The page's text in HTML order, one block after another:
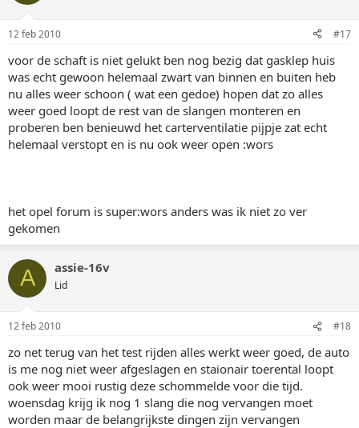
12 feb 2010 #17
voor de schaft is niet gelukt ben nog bezig dat gasklep huis
was echt gewoon helemaal zwart van binnen en buiten heb
nu alles weer schoon ( wat een gedoe) hopen dat zo alles
weer goed loopt de rest van de slangen monteren en
proberen ben benieuwd het carterventilatie pijpje zat echt
helemaal verstopt en is nu ook weer open :wors
het opel forum is super:wors anders was ik niet zo ver
gekomen
A assie-16v
Lid
12 feb 2010 #18
zo net terug van het test rijden alles werkt weer goed, de auto
is me nog niet weer afgeslagen en staionair toerental loopt
ook weer mooi rustig deze schommelde voor die tijd.
woensdag krijg ik nog 1 slang die nog vervangen moet
worden maar de belangrijkste dingen zijn vervangen